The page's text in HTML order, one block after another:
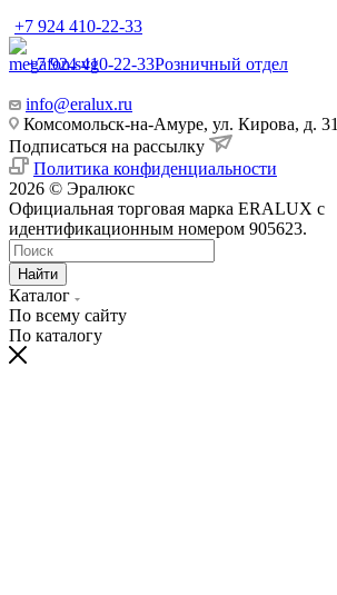
+7 924 410-22-33
+7 924 410-22-33Розничный отдел
info@eralux.ru
Комсомольск-на-Амуре, ул. Кирова, д. 31
Подписаться на рассылку
Политика конфиденциальности
2026 © Эралюкс
Официальная торговая марка ERALUX с
идентификационным номером 905623.
Найти
Каталог
По всему сайту
По каталогу